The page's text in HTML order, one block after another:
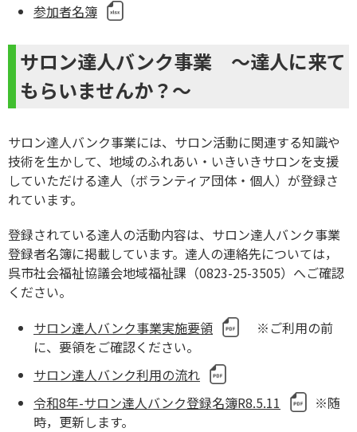
参加者名簿
サロン達人バンク事業 ～達人に来て
もらいませんか？～
サロン達人バンク事業には、サロン活動に関連する知識や
技術を生かして、地域のふれあい・いきいきサロンを支援
していただける達人（ボランティア団体・個人）が登録さ
れています。
登録されている達人の活動内容は、サロン達人バンク事業
登録者名簿に掲載しています。達人の連絡先については，
呉市社会福祉協議会地域福祉課（0823-25-3505）へご確認
ください。
サロン達人バンク事業実施要領
※ご利用の前
に、要領をご確認ください。
サロン達人バンク利用の流れ
令和8年-サロン達人バンク登録名簿R8.5.11
※随
時，更新します。